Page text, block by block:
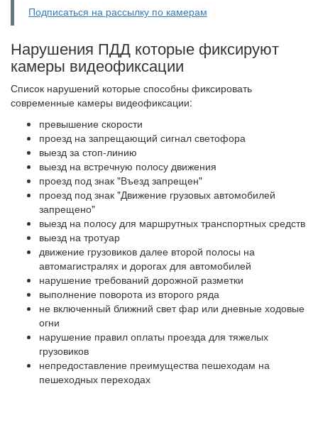
Подписаться на рассылку по камерам
Нарушения ПДД которые фиксируют
камеры видеофиксации
Список нарушений которые способны фиксировать
современные камеры видеофиксации:
превышение скорости
проезд на запрещающий сигнал светофора
выезд за стоп-линию
выезд на встречную полосу движения
проезд под знак "Въезд запрещен"
проезд под знак "Движение грузовых автомобилей
запрещено"
выезд на полосу для маршрутных транспортных средств
выезд на тротуар
движение грузовиков далее второй полосы на
автомагистралях и дорогах для автомобилей
нарушение требований дорожной разметки
выполнение поворота из второго ряда
не включенный ближний свет фар или дневные ходовые
огни
нарушение правил оплаты проезда для тяжелых
грузовиков
непредоставление преимущества пешеходам на
пешеходных переходах